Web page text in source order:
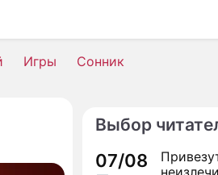
Игры Сонник
Выбор
07/08